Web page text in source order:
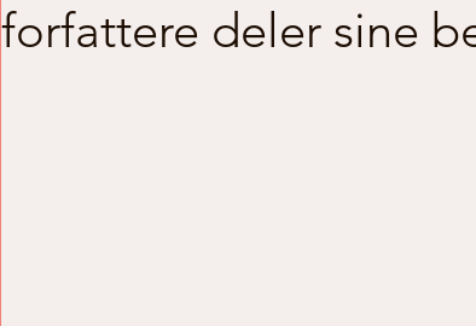
forfattere deler sine